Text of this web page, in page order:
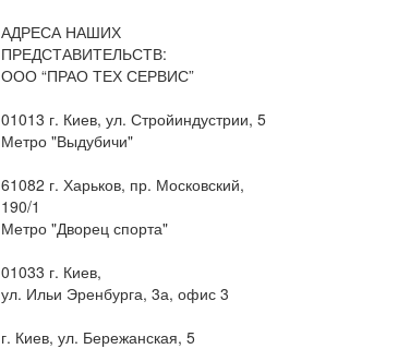
АДРЕСА НАШИХ
ПРЕДСТАВИТЕЛЬСТВ:
ООО “ПРАО ТЕХ СЕРВИС”
01013 г. Киев, ул. Стройиндустрии, 5
Метро "Выдубичи"
61082 г. Харьков, пр. Московский,
190/1
Метро "Дворец спорта"
01033 г. Киев,
ул. Ильи Эренбурга, 3а, офис 3
г. Киев, ул. Бережанская, 5